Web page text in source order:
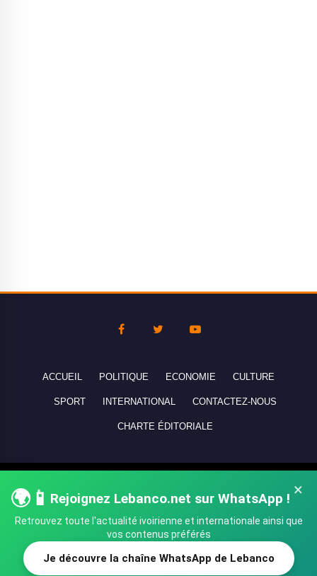
×
🌍📱 Rejoignez Lebanco.net sur WhatsApp !
Retrouvez toute l'actualité ivoirienne et internationale ainsi que
vos contenus préférés
Je découvre la chaîne WhatsApp de Lebanco
ACCUEIL POLITIQUE ECONOMIE CULTURE
SPORT INTERNATIONAL CONTACTEZ-NOUS
CHARTE ÉDITORIALE
réservés - All rights reserved.